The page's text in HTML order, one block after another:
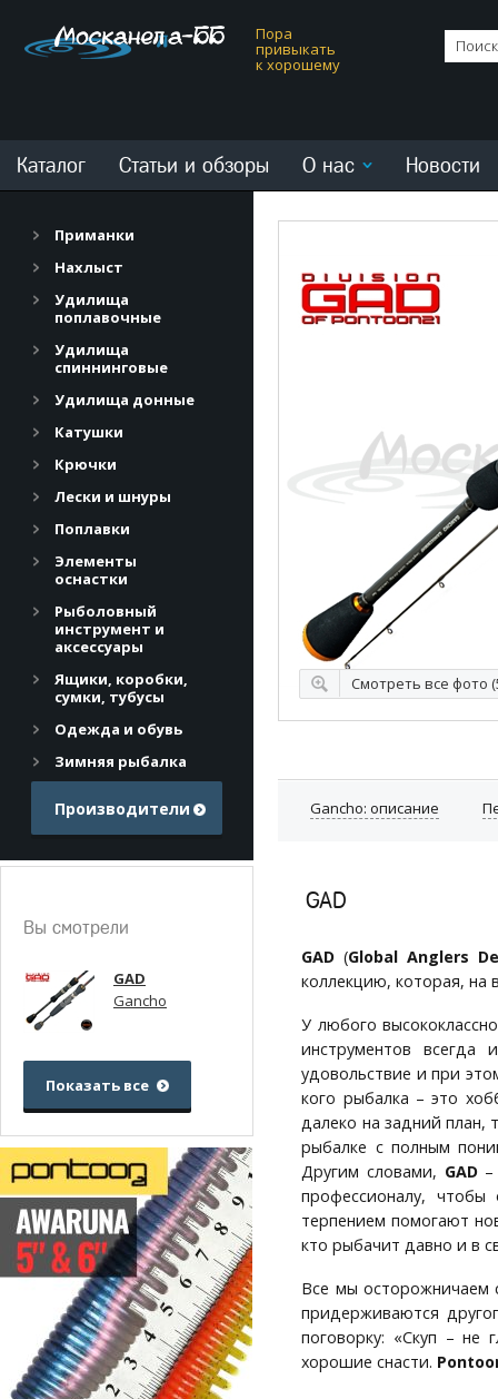
Пора
привыкать
к хорошему
Каталог Статьи и обзоры О нас Новости
Смотреть все фото
Gancho: описание
GAD
GAD (Global Anglers
коллекцию, которая, на
У любого
инструментов
удовольствие и при
кого рыбалка – это
далеко на задний план,
рыбалке с полным
Другим словами, GAD–
профессионалу, чтобы
терпением помогают
кто рыбачит давно и в
Все мы осторожничаем
придерживаются
поговорку: «Скуп – не
хорошие снасти.
Приманки
Нахлыст
Удилища
поплавочные
Удилища
спиннинговые
Удилища донные
Катушки
Крючки
Лески и шнуры
Поплавки
Элементы
оснастки
Рыболовный
инструмент и
аксессуары
Ящики, коробки,
сумки, тубусы
Одежда и обувь
Зимняя рыбалка
Производители
Вы смотрели
GAD
Gancho
Показать все